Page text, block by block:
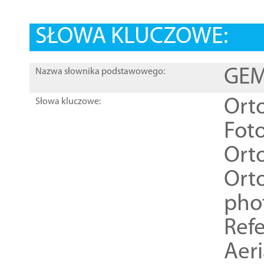
SŁOWA KLUCZOWE:
Nazwa słownika podstawowego:
Słowa kluczowe: